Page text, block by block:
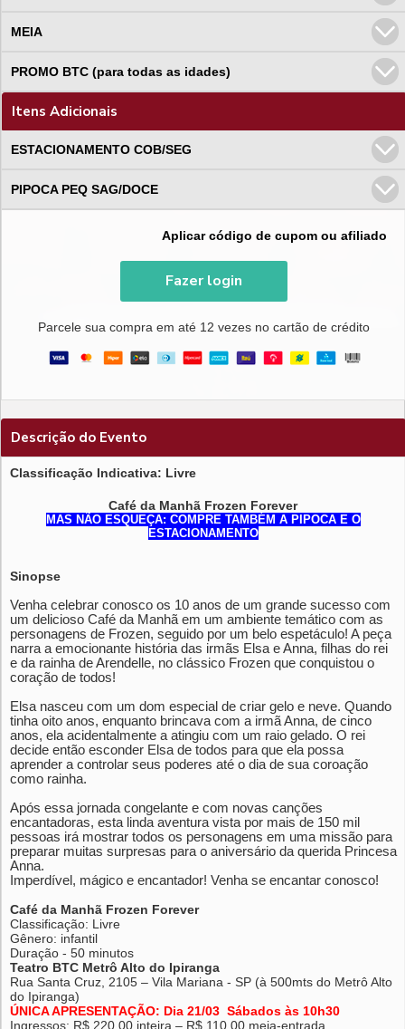
MEIA
PROMO BTC (para todas as idades)
Itens Adicionais
ESTACIONAMENTO COB/SEG
PIPOCA PEQ SAG/DOCE
Aplicar código de cupom ou afiliado
Fazer login
Parcele sua compra em até 12 vezes no cartão de crédito
Descrição do Evento
Classificação Indicativa: Livre
Café da Manhã Frozen Forever
MAS NÃO ESQUEÇA: COMPRE TAMBÉM A PIPOCA E O
ESTACIONAMENTO
Sinopse
Venha celebrar conosco os 10 anos de um grande sucesso com
um delicioso Café da Manhã em um ambiente temático com as
personagens de Frozen, seguido por um belo espetáculo! A peça
narra a emocionante história das irmãs Elsa e Anna, filhas do rei
e da rainha de Arendelle, no clássico Frozen que conquistou o
coração de todos!
Elsa nasceu com um dom especial de criar gelo e neve. Quando
tinha oito anos, enquanto brincava com a irmã Anna, de cinco
anos, ela acidentalmente a atingiu com um raio gelado. O rei
decide então esconder Elsa de todos para que ela possa
aprender a controlar seus poderes até o dia de sua coroação
como rainha.
Após essa jornada congelante e com novas canções
encantadoras, esta linda aventura vista por mais de 150 mil
pessoas irá mostrar todos os personagens em uma missão para
preparar muitas surpresas para o aniversário da querida Princesa
Anna.
Imperdível, mágico e encantador! Venha se encantar conosco!
Café da Manhã Frozen Forever
Classificação: Livre
Gênero: infantil
Duração - 50 minutos
Teatro BTC Metrô Alto do Ipiranga
Rua Santa Cruz, 2105 – Vila Mariana - SP (à 500mts do Metrô Alto
do Ipiranga)
ÚNICA APRESENTAÇÃO: Dia 21/03 Sábados às 10h30
Ingressos: R$ 220,00 inteira – R$ 110,00 meia-entrada